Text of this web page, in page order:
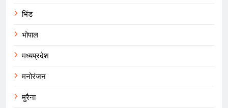
भिंड
भोपाल
मध्यप्रदेश
मनोरंजन
मुरैना